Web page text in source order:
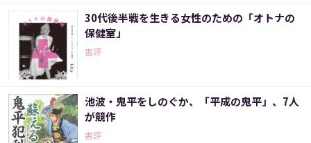
30代後半戦を生きる女性のための「オトナの
保健室」
書評
池波・鬼平をしのぐか、「平成の鬼平」、7人
が競作
書評